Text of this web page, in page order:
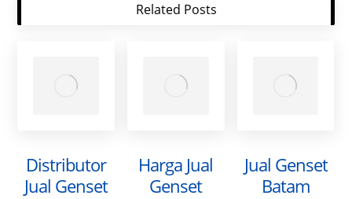
Related Posts
Distributor
Jual Genset
Harga Jual
Genset
Jual Genset
Batam